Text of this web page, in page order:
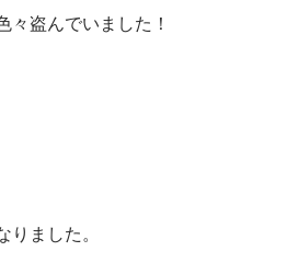
盗んでいました！
ました。